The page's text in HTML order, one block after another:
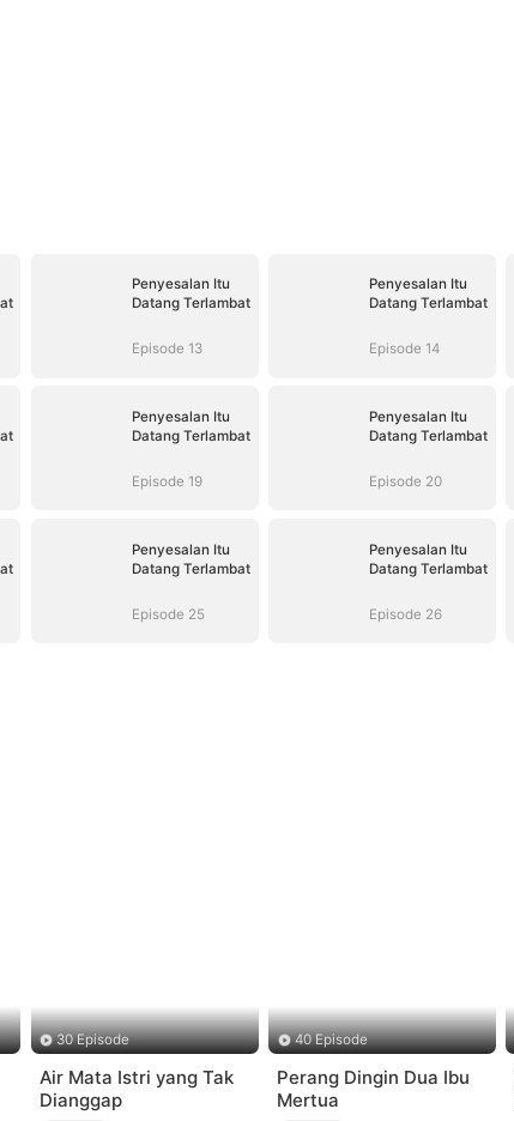
Penyesalan Itu
Datang Terlambat
Episode 13
Penyesalan Itu
Datang Terlambat
Episode 14
Penyesalan Itu
Datang Terlambat
Episode 19
Penyesalan Itu
Datang Terlambat
Episode 20
Penyesalan Itu
Datang Terlambat
Episode 25
Penyesalan Itu
Datang Terlambat
Episode 26
30 Episode
Air Mata Istri yang Tak
Dianggap
40 Episode
Perang Dingin Dua Ibu
Mertua